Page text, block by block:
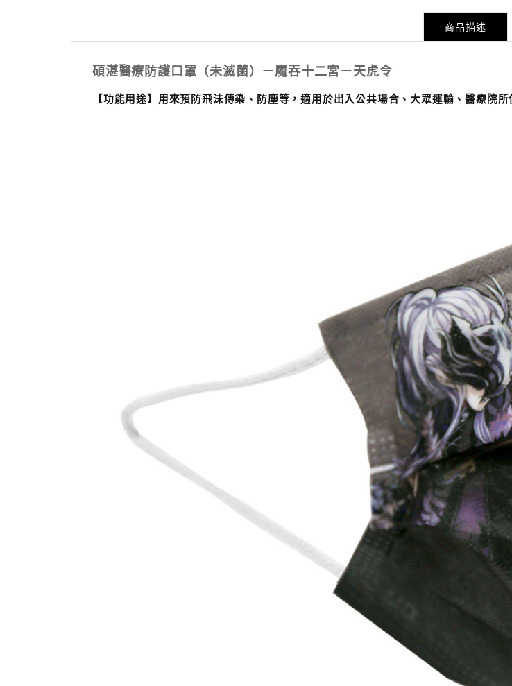
商品描述
碩湛醫療防護口罩（未滅菌）－魔吞十二宮－天虎令
【功能用途】 用來預防飛沫傳染、防塵等，適用於出入公共場合、大眾運輸、醫療院所